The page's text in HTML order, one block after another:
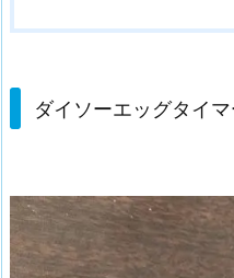
ダイソーエッグタイ